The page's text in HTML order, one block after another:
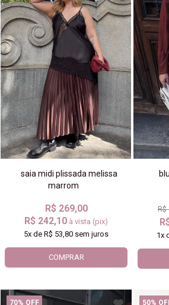
saia midi plissada melissa
marrom
R$ 269,00
R$ 242,10 à vista (pix)
5x deR$ 53,80 sem juros
COMPRAR
R$
1x
70% OFF 50%